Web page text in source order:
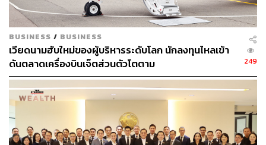
ดำรงเกียรติ มาลา
Content Creator THE STANDARD WEALTH
BUSINESS / BUSINESS
เวียดนามฮับใหม่ของผู้บริหารระดับโลก นักลงทุนไหลเข้า
ดันตลาดเครื่องบินเจ็ตส่วนตัวโตตาม
249